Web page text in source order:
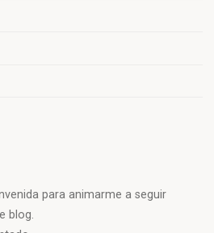
para animarme a seguir
blog.